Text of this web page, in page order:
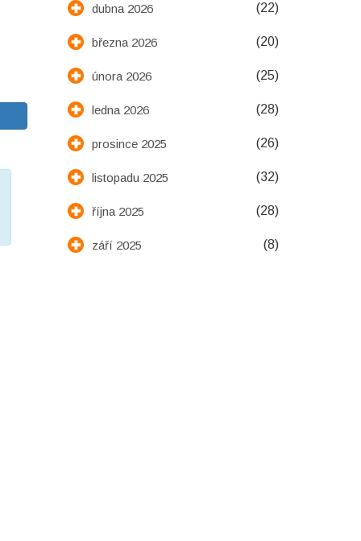
dubna 2026 (22)
března 2026 (20)
února 2026 (25)
ledna 2026 (28)
prosince 2025 (26)
listopadu 2025 (32)
října 2025 (28)
září 2025 (8)